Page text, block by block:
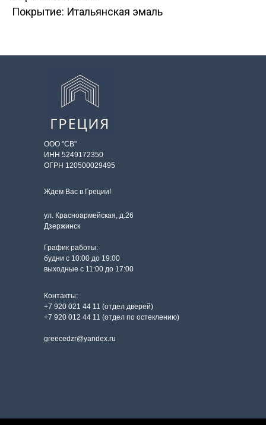
Покрытие: Итальянская эмаль
Ждем Вас в Греции!
ул. Красноармейская, д.26
Дзержинск
График работы:
будни с 10:00 до 19:00
выходные с 11:00 до 17:00
Контакты:
+7 920 021 44 11 (отдел дверей)
+7 920 012 44 11 (отдел по остеклению)
greecedzr@yandex.ru
ООО "СВ"
ИНН 5249172350
ОГРН 120500029495